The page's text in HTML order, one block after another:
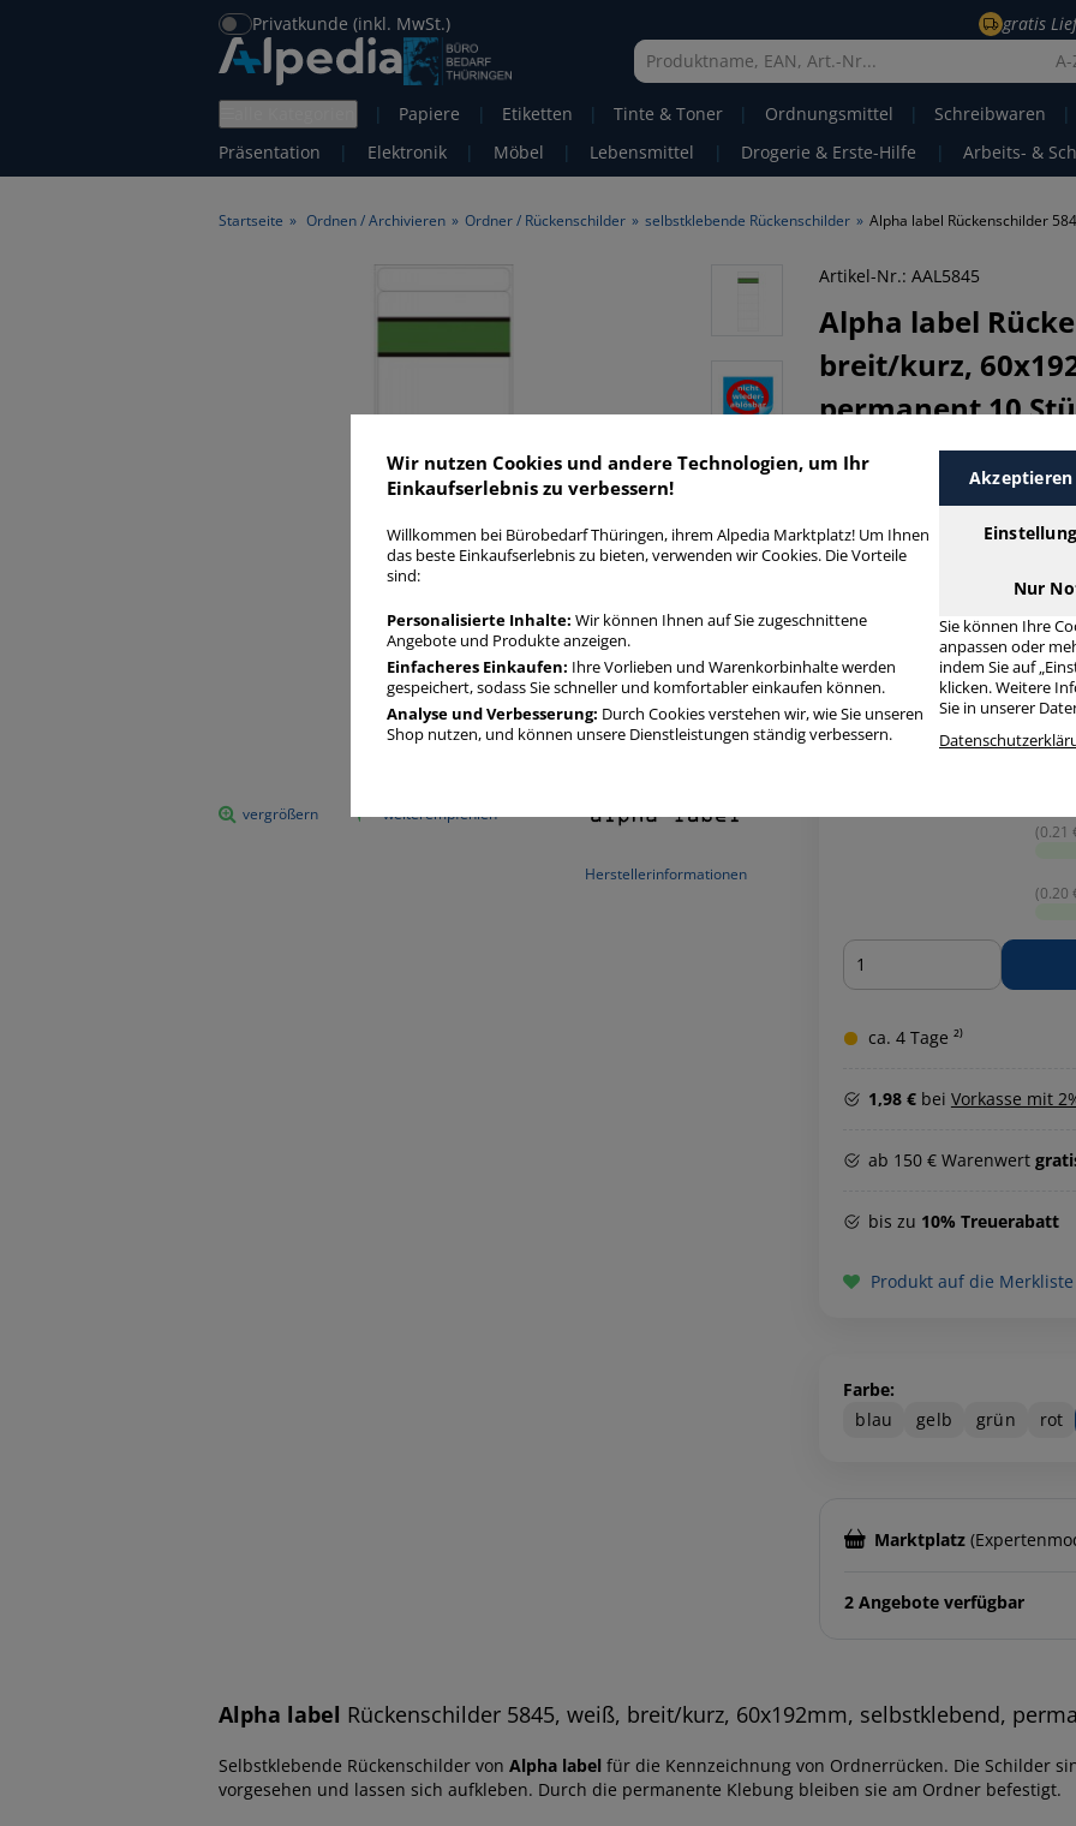
Privatkunde (inkl. MwSt.)
gratis
A-
| Papiere | Etiketten | Tinte & Toner | Ordnungsmittel | Schreibwaren
|
Präsentation
| Elektronik | Möbel | Lebensmittel | Drogerie & Erste-Hilfe | Arbeits- &
Startseite » Ordnen / Archivieren » Ordner / Rückenschilder » selbstklebende Rückenschilder »
Herstellerinformationen
vergrößern weiterempfehlen
Artikel-Nr.: AAL5845
Alpha label
breit/kurz,
permanent10
Alpha label 5845
• Material: Papier • Maße:
• enthaltene Schilder: 10
Artikelbeschreibung
(0.21
(0.20
Menge
ca. 4 Tage ²⁾
1,98 €bei Vorkasse mit
ab 150 € Warenwert
bis zu 10% Treuerabatt
Produkt auf die
Farbe:
blau
gelb grün rot
Marktplatz
2 Angebote verfügbar
Alpha label Rückenschilder 5845, weiß, breit/kurz, 60x192mm, selbstklebend,
Selbstklebende Rückenschilder von Alpha label für die Kennzeichnung von Ordnerrücken. Die Schilder
vorgesehen und lassen sich aufkleben. Durch die permanente Klebung bleiben sie am Ordner befestigt.
Wir nutzen Cookies und andere Technologien, um Ihr
Einkaufserlebnis zu verbessern!
Willkommen bei Bürobedarf Thüringen, ihrem Alpedia Marktplatz! Um Ihnen
das beste Einkaufserlebnis zu bieten, verwenden wir Cookies. Die Vorteile
sind:
Personalisierte Inhalte: Wir können Ihnen auf Sie zugeschnittene
Angebote und Produkte anzeigen.
Einfacheres Einkaufen: Ihre Vorlieben und Warenkorbinhalte werden
gespeichert, sodass Sie schneller und komfortabler einkaufen können.
Analyse und Verbesserung: Durch Cookies verstehen wir, wie Sie unseren
Shop nutzen, und können unsere Dienstleistungen ständig verbessern.
Nur
Sie können Ihre
anpassen oder
indem Sie auf
klicken. Weitere
Sie in unserer